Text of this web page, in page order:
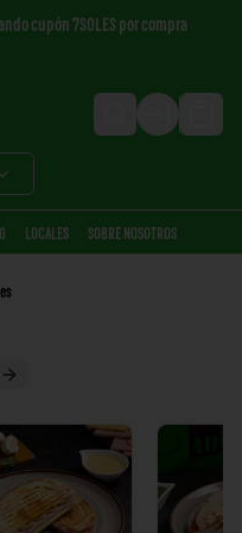
cupón 7SOLES por compra
Login
LOCALES SOBRE NOSOTROS